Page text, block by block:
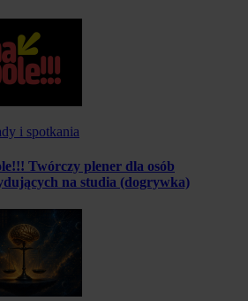
i spotkania
Twórczy plener dla osób
na studia (dogrywka)